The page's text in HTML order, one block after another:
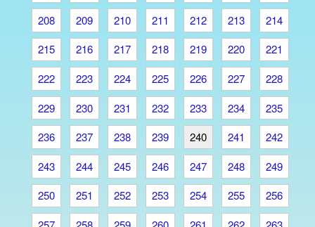
208
209 210 211 212 213
214
215
216 217 218 219 220
221
222
223 224 225 226 227
228
229
230 231 232 233 234
235
236
237 238 239 240 241
242
243
244 245 246 247 248
249
250
251 252 253 254 255
256